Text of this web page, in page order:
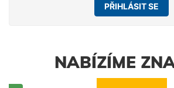
PŘIHLÁSIT SE
NABÍZÍME